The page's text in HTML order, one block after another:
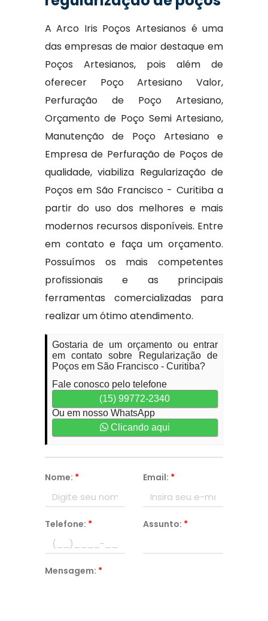
A Arco Iris Poços Artesianos é uma
das empresas de maior destaque em
Poços Artesianos, pois além de
oferecer Poço Artesiano Valor,
Perfuração de Poço Artesiano,
Orçamento de Poço Semi Artesiano,
Manutenção de Poço Artesiano e
Empresa de Perfuração de Poços de
qualidade, viabiliza Regularização de
Poços em São Francisco - Curitiba a
partir do uso dos melhores e mais
modernos recursos disponíveis. Entre
em contato e faça um orçamento.
Possuímos os mais competentes
profissionais e as principais
ferramentas comercializadas para
realizar um ótimo atendimento.
Gostaria de um orçamento ou entrar
em contato sobre Regularização de
Poços em São Francisco - Curitiba?
Fale conosco pelo telefone
(15) 99772-2340
Ou em nosso WhatsApp
Clicando aqui
Nome: * Email: *
Telefone: * Assunto: *
Mensagem: *